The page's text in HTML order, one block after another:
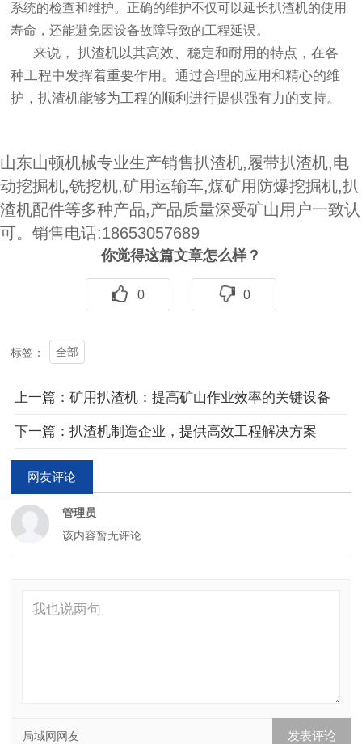
系统的检查和维护。正确的维护不仅可以延长扒渣机的使用
寿命，还能避免因设备故障导致的工程延误。
来说，扒渣机以其高效、稳定和耐用的特点，在各
种工程中发挥着重要作用。通过合理的应用和精心的维
护，扒渣机能够为工程的顺利进行提供强有力的支持。
山东山顿机械专业生产销售扒渣机,履带扒渣机,电
动挖掘机,铣挖机,矿用运输车,煤矿用防爆挖掘机,扒
渣机配件等多种产品,产品质量深受矿山用户一致认
可。销售电话:18653057689
你觉得这篇文章怎么样？
0 0
标签： 全部
上一篇：矿用扒渣机：提高矿山作业效率的关键设备
下一篇：扒渣机制造企业，提供高效工程解决方案
网友评论
管理员
该内容暂无评论
局域网网友